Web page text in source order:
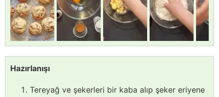
Hazırlanışı
Tereyağ ve şekerleri bir kaba alıp şeker eriyene